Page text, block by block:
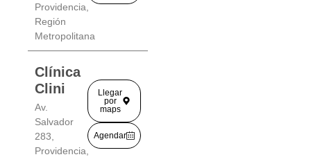
Providencia,
Región
Metropolitana
Clínica
Clini
Av.
Salvador
283,
Providencia,
Llegar
por
maps
Agendar